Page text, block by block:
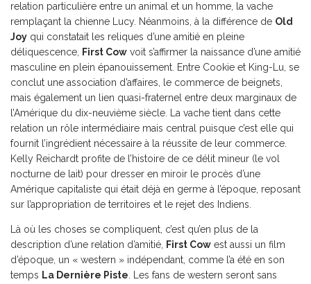
relation particulière entre un animal et un homme, la vache
remplaçant la chienne Lucy. Néanmoins, à la différence de Old
Joy qui constatait les reliques d’une amitié en pleine
déliquescence,
First Cow voit s’affirmer la naissance d’une amitié
masculine en plein épanouissement. Entre Cookie et King-Lu, se
conclut une association d’affaires, le commerce de beignets,
mais également un lien quasi-fraternel entre deux marginaux de
l’Amérique du dix-neuvième siècle. La vache tient dans cette
relation un rôle intermédiaire mais central puisque c’est elle qui
fournit l’ingrédient nécessaire à la réussite de leur commerce.
Kelly Reichardt profite de l’histoire de ce délit mineur (le vol
nocturne de lait) pour dresser en miroir le procès d’une
Amérique capitaliste qui était déjà en germe à l’époque, reposant
sur l’appropriation de territoires et le rejet des Indiens.
Là où les choses se compliquent, c’est qu’en plus de la
description d’une relation d’amitié,
First Cow est aussi un film
d’époque, un « western » indépendant, comme l’a été en son
temps La Dernière Piste . Les fans de western seront sans